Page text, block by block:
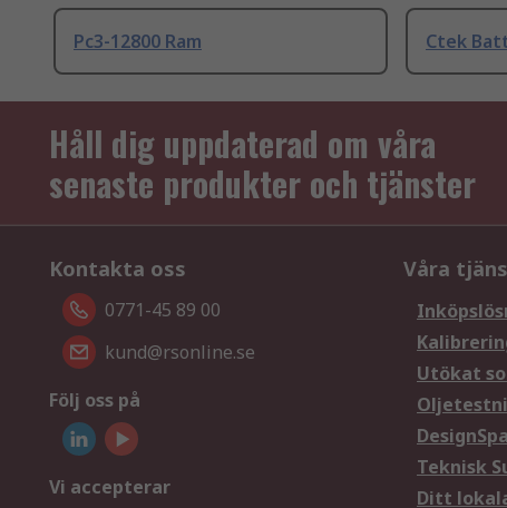
Pc3-12800 Ram Ctek
Håll dig uppdaterad om våra
senaste produkter och tjänster
Kontakta oss
0771-45 89 00
kund@rsonline.se
Följ oss på
Vi accepterar
Våra
Utökat
Teknisk
Ditt